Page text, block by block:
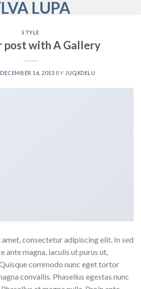
LUPA
STYLE
post with A Gallery
DECEMBER 16, 2013 BY JUQXDELU
consectetur adipiscing elit. In sed
ante magna, iaculis ut purus ut,
commodo nunc eget tortor
convallis. Phasellus egestas nunc